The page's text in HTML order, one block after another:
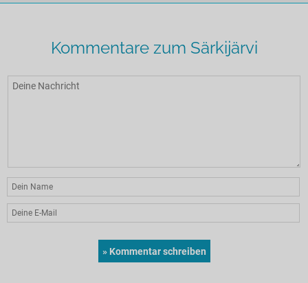
Kommentare zum Särkijärvi